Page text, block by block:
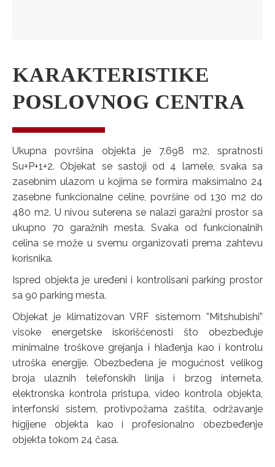
KARAKTERISTIKE
POSLOVNOG CENTRA
Ukupna površina objekta je 7.698 m2, spratnosti
Su+P+1+2. Objekat se sastoji od 4 lamele, svaka sa
zasebnim ulazom u kojima se formira maksimalno 24
zasebne funkcionalne celine, površine od 130 m2 do
480 m2. U nivou suterena se nalazi garažni prostor sa
ukupno 70 garažnih mesta. Svaka od funkcionalnih
celina se može u svemu organizovati prema zahtevu
korisnika.
Ispred objekta je uređeni i kontrolisani parking prostor
sa 90 parking mesta.
Objekat je klimatizovan VRF sistemom ”Mitshubishi”
visoke energetske iskorišćenosti što obezbeđuje
minimalne troškove grejanja i hlađenja kao i kontrolu
utroška energije. Obezbeđena je mogućnost velikog
broja ulaznih telefonskih linija i brzog interneta,
elektronska kontrola pristupa, video kontrola objekta,
interfonski sistem, protivpožarna zaštita, održavanje
higijene objekta kao i profesionalno obezbeđenje
objekta tokom 24 časa.